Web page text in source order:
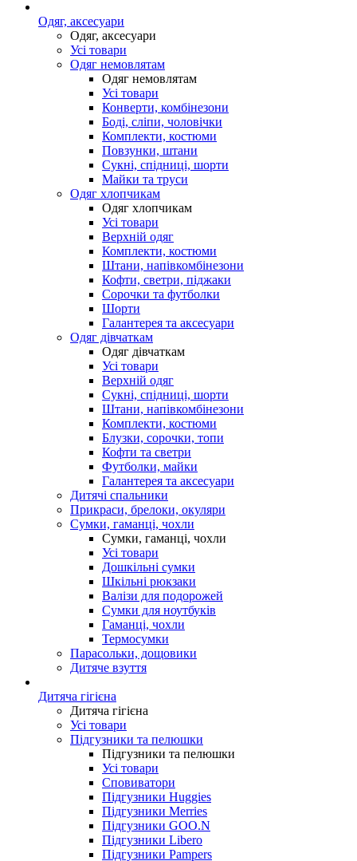
Одяг, аксесуари
Одяг, аксесуари
Усі товари
Одяг немовлятам
Одяг немовлятам
Усі товари
Конверти, комбінезони
Боді, сліпи, чоловічки
Комплекти, костюми
Повзунки, штани
Сукні, спідниці, шорти
Майки та труси
Одяг хлопчикам
Одяг хлопчикам
Усі товари
Верхній одяг
Комплекти, костюми
Штани, напівкомбінезони
Кофти, светри, піджаки
Сорочки та футболки
Шорти
Галантерея та аксесуари
Одяг дівчаткам
Одяг дівчаткам
Усі товари
Верхній одяг
Сукні, спідниці, шорти
Штани, напівкомбінезони
Комплекти, костюми
Блузки, сорочки, топи
Кофти та светри
Футболки, майки
Галантерея та аксесуари
Дитячі спальники
Прикраси, брелоки, окуляри
Сумки, гаманці, чохли
Сумки, гаманці, чохли
Усі товари
Дошкільні сумки
Шкільні рюкзаки
Валізи для подорожей
Сумки для ноутбуків
Гаманці, чохли
Термосумки
Парасольки, дощовики
Дитяче взуття
Дитяча гігієна
Дитяча гігієна
Усі товари
Підгузники та пелюшки
Підгузники та пелюшки
Усі товари
Сповиватори
Підгузники Huggies
Підгузники Merries
Підгузники GOO.N
Підгузники Libero
Підгузники Pampers